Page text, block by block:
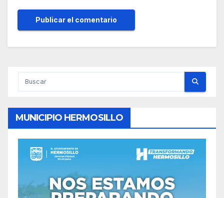
MUNICIPIO HERMOSILLO